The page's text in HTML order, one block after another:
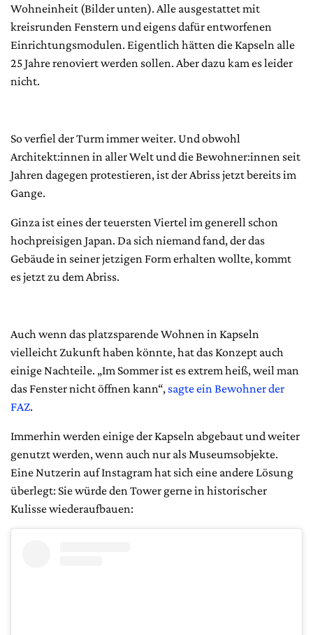
Wohneinheit (Bilder unten). Alle ausgestattet mit
kreisrunden Fenstern und eigens dafür entworfenen
Einrichtungsmodulen. Eigentlich hätten die Kapseln alle
25 Jahre renoviert werden sollen. Aber dazu kam es leider
nicht.
So verfiel der Turm immer weiter. Und obwohl
Architekt:innen in aller Welt und die Bewohner:innen seit
Jahren dagegen protestieren, ist der Abriss jetzt bereits im
Gange.
Ginza ist eines der teuersten Viertel im generell schon
hochpreisigen Japan. Da sich niemand fand, der das
Gebäude in seiner jetzigen Form erhalten wollte, kommt
es jetzt zu dem Abriss.
Auch wenn das platzsparende Wohnen in Kapseln
vielleicht Zukunft haben könnte, hat das Konzept auch
einige Nachteile. „Im Sommer ist es extrem heiß, weil man
das Fenster nicht öffnen kann“, sagte ein Bewohner der
FAZ.
Immerhin werden einige der Kapseln abgebaut und weiter
genutzt werden, wenn auch nur als Museumsobjekte.
Eine Nutzerin auf Instagram hat sich eine andere Lösung
überlegt: Sie würde den Tower gerne in historischer
Kulisse wiederaufbauen: